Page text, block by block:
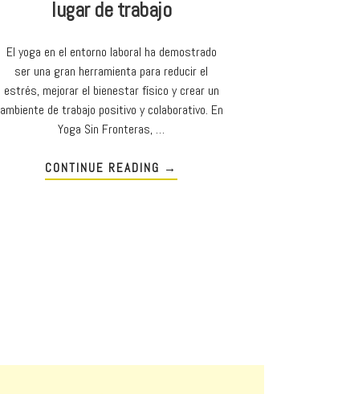
lugar de trabajo
El yoga en el entorno laboral ha demostrado
ser una gran herramienta para reducir el
estrés, mejorar el bienestar físico y crear un
ambiente de trabajo positivo y colaborativo. En
Yoga Sin Fronteras, …
CONTINUE READING →